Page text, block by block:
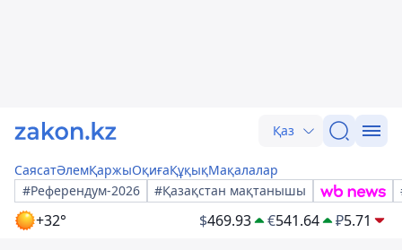
Қаз
СаясатӘлемҚаржыОқиғаҚұқықМақалалар
#Референдум-2026
#Қазақстан мақтанышы
+32° $469.93 €541.64 ₽5.71